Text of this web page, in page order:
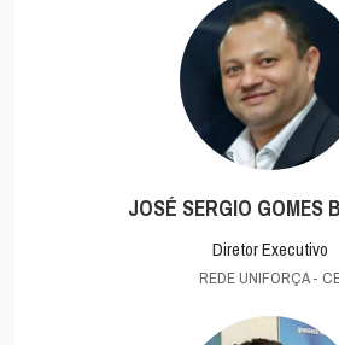
JOSÉ SERGIO GOMES
Diretor Executivo
REDE UNIFORÇA -